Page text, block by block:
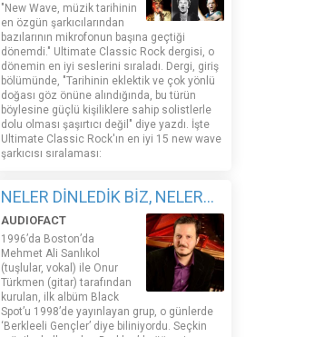
"New Wave, müzik tarihinin
en özgün şarkıcılarından
bazılarının mikrofonun başına geçtiği
dönemdi." Ultimate Classic Rock dergisi, o
dönemin en iyi seslerini sıraladı. Dergi, giriş
bölümünde, "Tarihinin eklektik ve çok yönlü
doğası göz önüne alındığında, bu türün
böylesine güçlü kişiliklere sahip solistlerle
dolu olması şaşırtıcı değil" diye yazdı. İşte
Ultimate Classic Rock'ın en iyi 15 new wave
şarkıcısı sıralaması:
NELER DİNLEDİK BİZ, NELER...
AUDIOFACT
1996’da Boston’da
Mehmet Ali Sanlıkol
(tuşlular, vokal) ile Onur
Türkmen (gitar) tarafından
kurulan, ilk albüm Black
Spot’u 1998’de yayınlayan grup, o günlerde
‘Berkleeli Gençler’ diye biliniyordu. Seçkin